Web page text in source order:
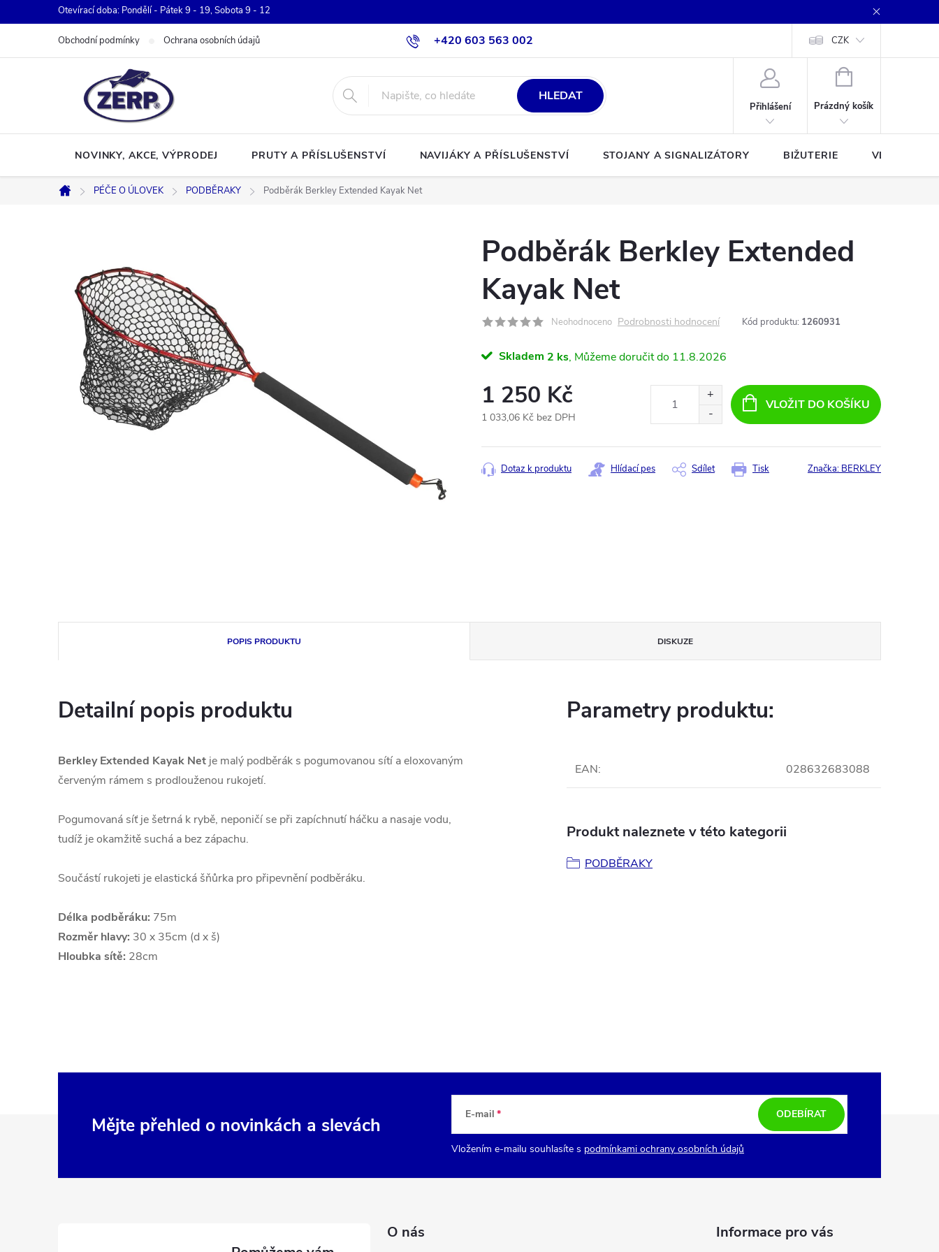
na
Otevírací doba: Pondělí - Pátek 9 - 19, Sobota 9 - 12
+420 603 563 002
Obchodní podmínky Ochrana osobních údajů CZK
HLEDAT
Přihlášení
NÁKUPNÍ
Prázdný košík
NOVINKY, AKCE, VÝPRODEJ PRUTY A PŘÍSLUŠENSTVÍ NAVIJÁKY A PŘÍSLUŠENSTVÍ STOJANY A SIGNALIZÁTORY BIŽUTERIE VLASCE A
Domů
PÉČE O ÚLOVEK PODBĚRAKY Podběrák Berkley Extended Kayak Net
Podběrák Berkley Extended
Kayak Net
Neohodnoceno Podrobnosti hodnocení Kód produktu: 1260931
Skladem 2 ks 11.8.2026
1 250 Kč
1 033,06 Kč bez DPH
cena:
VLOŽIT DO KOŠÍKU
Tisk
Dotaz k produktu Hlídací pes Sdílet Značka: BERKLEY
POPIS PRODUKTU DISKUZE
Detailní popis produktu
Berkley Extended Kayak Net je malý podběrák s pogumovanou sítí a eloxovaným
červeným rámem s prodlouženou rukojetí.
Pogumovaná síť je šetrná k rybě, neponičí se při zapíchnutí háčku a nasaje vodu,
tudíž je okamžitě suchá a bez zápachu.
Součástí rukojeti je elastická šňůrka pro připevnění podběráku.
Délka podběráku: 75m
Rozměr hlavy: 30 x 35cm (d x š)
Hloubka sítě: 28cm
Parametry produktu:
EAN: 028632683088
Produkt naleznete v této kategorii
PODBĚRAKY
Mějte přehled o novinkách a slevách E-mail
Vložením e-mailu souhlasíte s podmínkami ochrany osobních údajů
ODEBÍRAT
O nás Informace pro vás